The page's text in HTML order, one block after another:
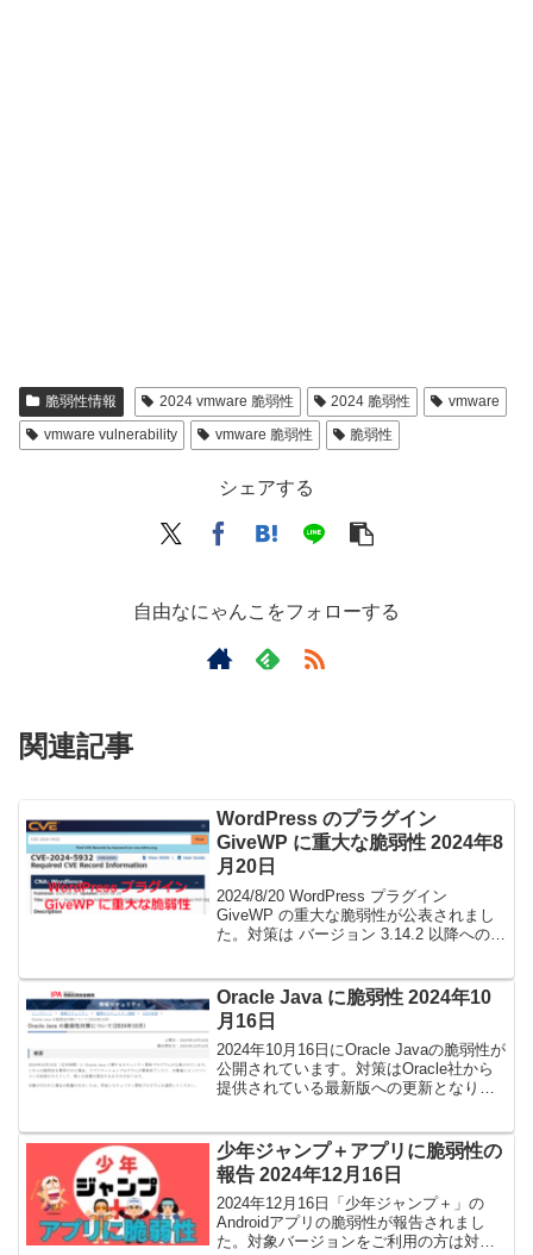
脆弱性情報 2024 vmware 脆弱性 2024 脆弱性
vmware
vmware vulnerability
vmware 脆弱性 脆弱性
シェアする
自由なにゃんこをフォローする
関連記事
WordPress のプラグイン
GiveWP に重大な脆弱性 2024年8
月20日
2024/8/20 WordPress プラグイン
GiveWP の重大な脆弱性が公表されまし
た。対策は バージョン 3.14.2 以降への更
Oracle Java に脆弱性 2024年10
月16日
2024年10月16日にOracle Javaの脆弱性が
公開されています。対策はOracle社から
提供されている最新版への更新となりま
少年ジャンプ＋アプリに脆弱性の
報告 2024年12月16日
2024年12月16日「少年ジャンプ＋」の
Androidアプリの脆弱性が報告されまし
た。対象バージョンをご利用の方は対策